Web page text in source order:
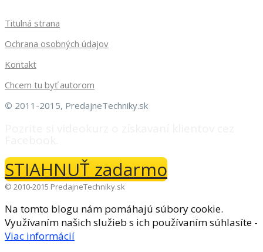
Titulná strana
Ochrana osobných údajov
Kontakt
Chcem tu byť autorom
© 2011-2015, PredajneTechniky.sk
STIAHNUŤ zadarmo
© 2010-2015 PredajneTechniky.sk
Na tomto blogu nám pomáhajú súbory cookie.
Využívaním našich služieb s ich používaním súhlasíte -
Viac informácií